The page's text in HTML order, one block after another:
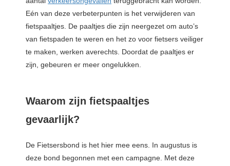
Eén van deze verbeterpunten is het verwijderen van
fietspaaltjes. De paaltjes die zijn neergezet om auto’s
van fietspaden te weren en het zo voor fietsers veiliger
te maken, werken averechts. Doordat de paaltjes er
zijn, gebeuren er meer ongelukken.
Waarom zijn fietspaaltjes
gevaarlijk?
De Fietsersbond is het hier mee eens. In augustus is
deze bond begonnen met een campagne. Met deze